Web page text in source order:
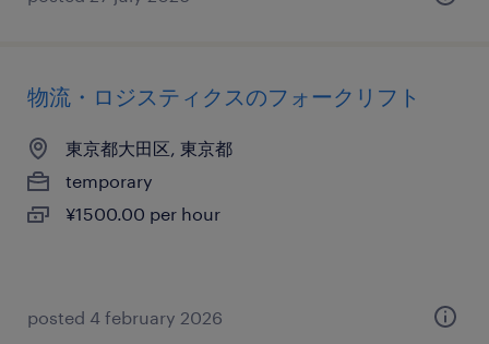
物流・ロジスティクスのフォークリフト
東京都大田区, 東京都
temporary
¥1500.00 per hour
posted 4 february 2026